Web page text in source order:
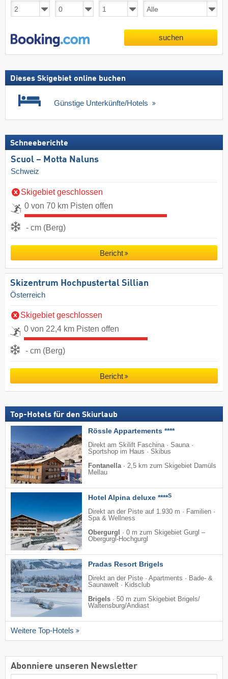
suchen
Dieses Skigebiet online buchen
Günstige Unterkünfte/Hotels
Schneeberichte
Scuol – Motta Naluns
Schweiz
Skigebiet geschlossen
0 von 70 km Pisten offen
- cm (Berg)
Bericht
Skizentrum Hochpustertal Sillian
Österreich
Skigebiet geschlossen
0 von 22,4 km Pisten offen
- cm (Berg)
Bericht
Top-Hotels für den Skiurlaub
Rössle Appartements ****
Direkt am Skilift Faschina · Sauna ·
Sportshop im Haus · Skibus
Fontanella · 2,5 km zum Skigebiet Damüls
Mellau
Hotel Alpina deluxe ****S
Direkt an der Piste auf 1.930 m · Familien ·
Spa & Wellness
Obergurgl
· 0 m zum Skigebiet Gurgl –
Obergurgl-Hochgurgl
Pradas Resort Brigels
Direkt an der Piste · Apartments · Bade- &
Saunawelt · Kidsclub
Brigels · 50 m zum Skigebiet Brigels/​
Waltensburg/​Andiast
Weitere Top-Hotels
Abonniere unseren Newsletter